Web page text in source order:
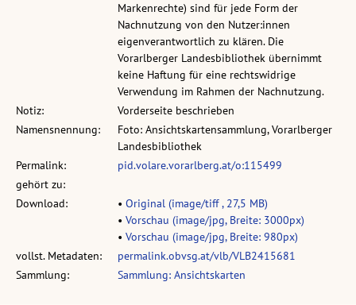
Markenrechte) sind für jede Form der
Nachnutzung von den Nutzer:innen
eigenverantwortlich zu klären. Die
Vorarlberger Landesbibliothek übernimmt
keine Haftung für eine rechtswidrige
Verwendung im Rahmen der Nachnutzung.
Notiz:
Vorderseite beschrieben
Namensnennung:
Foto: Ansichtskartensammlung, Vorarlberger
Landesbibliothek
Permalink:
pid.volare.vorarlberg.at/o:115499
gehört zu:
Download:
• Original (image/tiff , 27,5 MB)
• Vorschau (image/jpg, Breite: 3000px)
• Vorschau (image/jpg, Breite: 980px)
vollst. Metadaten:
permalink.obvsg.at/vlb/VLB2415681
Sammlung:
Sammlung: Ansichtskarten